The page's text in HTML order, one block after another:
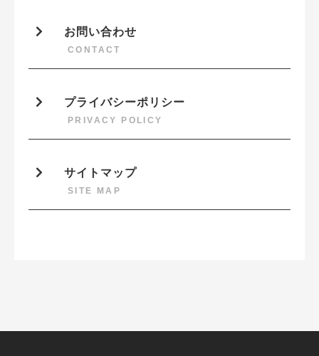
お問い合わせ
CONTACT
プライバシーポリシー
PRIVACY POLICY
サイトマップ
SITE MAP